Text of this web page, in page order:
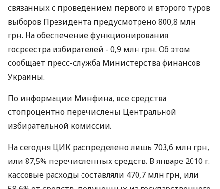
связанных с проведением первого и второго туров
выборов Президента предусмотрено 800,8 млн
грн. На обеспечение функционирования
госреестра избирателей - 0,9 млн грн. Об этом
сообщает пресс-служба Министерства финансов
Украины.
По информации Минфина, все средства
стопроцентно перечислены Центральной
избирательной комиссии.
На сегодня ЦИК распределено лишь 703,6 млн грн,
или 87,5% перечисленных средств. В январе 2010 г.
кассовые расходы составляли 470,7 млн грн, или